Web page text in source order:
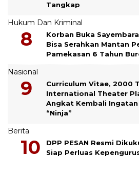
Tangkap
Hukum Dan Kriminal
Korban Buka
Bisa Serahkan Mantan
Pamekasan 6 Tahun
Nasional
Curriculum Vitae, 2000
International Theater
Angkat Kembali
“Ninja”
Berita
DPP PESAN Resmi
Siap Perluas